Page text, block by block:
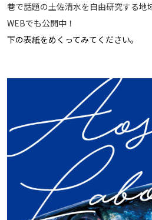
巷で話題の土佐清水を自由研究する地
WEBでも公開中！
下の表紙をめくってみてください。